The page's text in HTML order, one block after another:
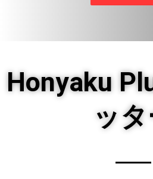
Honyaku
ッ